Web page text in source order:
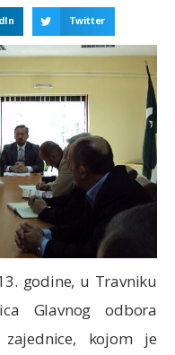
Twitter
godine, u Travniku
Glavnog odbora
kojom je